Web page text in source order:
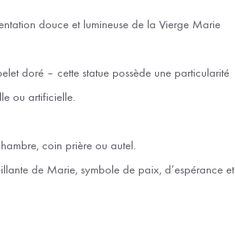
douce et lumineuse de la Vierge Marie
doré – cette statue possède une particularité
ou artificielle.
coin prière ou autel.
de Marie, symbole de paix, d’espérance et